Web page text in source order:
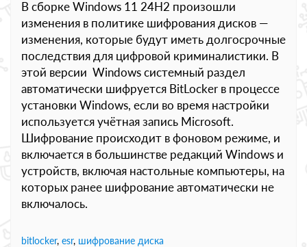
В сборке Windows 11 24H2 произошли
изменения в политике шифрования дисков —
изменения, которые будут иметь долгосрочные
последствия для цифровой криминалистики. В
этой версии Windows системный раздел
автоматически шифруется BitLocker в процессе
установки Windows, если во время настройки
используется учётная запись Microsoft.
Шифрование происходит в фоновом режиме, и
включается в большинстве редакций Windows и
устройств, включая настольные компьютеры, на
которых ранее шифрование автоматически не
включалось.
bitlocker, esr, шифрование диска